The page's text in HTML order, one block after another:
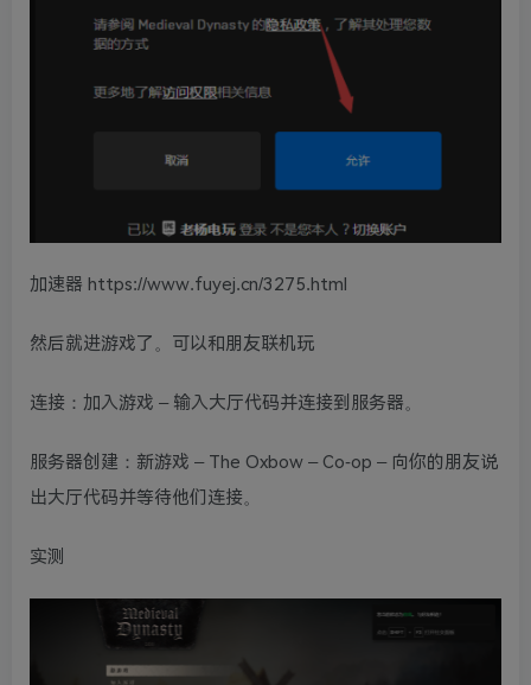
加速器 https://www.fuyej.cn/3275.html
然后就进游戏了。可以和朋友联机玩
连接：加入游戏 – 输入大厅代码并连接到服务器。
服务器创建：新游戏 – The Oxbow – Co-op – 向你的朋友说
出大厅代码并等待他们连接。
实测